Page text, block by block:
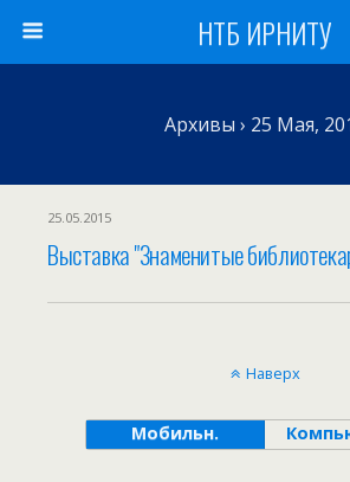
НТБ ИРНИТУ
Архивы › 25 Мая,
25.05.2015
Выставка "Знаменитые
Наверх
Мобильн.